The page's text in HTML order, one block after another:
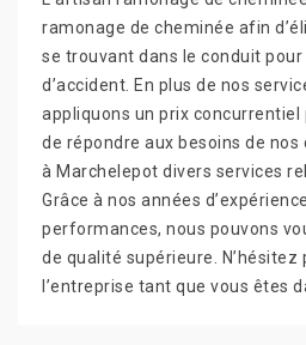
ramonage de cheminée afin
se trouvant dans le conduit
d’accident. En plus de nos
appliquons un prix
de répondre aux besoins de
à Marchelepot divers services
Grâce à nos années
performances, nous pouvons
de qualité supérieure. N’hésitez
l’entreprise tant que vous êtes